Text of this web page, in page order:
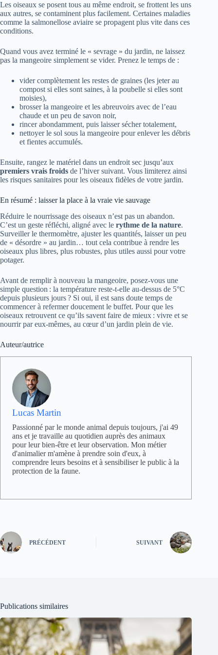
Les oiseaux se posent tous au même endroit, se frottent les uns
aux autres, se contaminent plus facilement. Certaines maladies
comme la salmonellose aviaire se propagent plus vite dans ces
conditions.
Quand vous avez terminé le « sevrage » du jardin, ne laissez
pas la mangeoire simplement se vider. Prenez le temps de :
vider complètement les restes de graines (les jeter au
compost si elles sont saines, à la poubelle si elles sont
moisies),
brosser la mangeoire et les abreuvoirs avec de l’eau
chaude et un peu de savon noir,
rincer abondamment, puis laisser sécher totalement,
nettoyer le sol sous la mangeoire pour enlever les débris
et fientes accumulés.
Ensuite, rangez le matériel dans un endroit sec jusqu’aux
premiers vrais froids de l’hiver suivant. Vous limiterez ainsi
les risques sanitaires pour les oiseaux fidèles de votre jardin.
En résumé : laisser la place à la vraie vie sauvage
Réduire le nourrissage des oiseaux n’est pas un abandon.
C’est un geste réfléchi, aligné avec le rythme de la nature.
Surveiller le thermomètre, ajuster les quantités, laisser un peu
de « désordre » au jardin… tout cela contribue à rendre les
oiseaux plus libres, plus robustes, plus utiles aussi pour votre
potager.
Avant de remplir à nouveau la mangeoire, posez-vous une
simple question : la température reste-t-elle au-dessus de 5°C
depuis plusieurs jours ? Si oui, il est sans doute temps de
commencer à refermer doucement le buffet. Pour que les
oiseaux retrouvent ce qu’ils savent faire de mieux : vivre et se
nourrir par eux-mêmes, au cœur d’un jardin plein de vie.
Auteur/autrice
Lucas Martin
Passionné par le monde animal depuis toujours, j'ai 49
ans et je travaille au quotidien auprès des animaux
pour leur bien-être et leur observation. Mon métier
d'animalier m'amène à prendre soin d'eux, à
comprendre leurs besoins et à sensibiliser le public à la
protection de la faune.
PRÉCÉDENT SUIVANT
Publications similaires